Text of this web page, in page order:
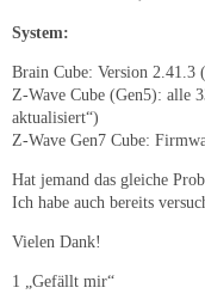
System:
Brain Cube: Version 2.41.3
Z-Wave Cube (Gen5): alle
aktualisiert“)
Z-Wave Gen7 Cube:
Hat jemand das gleiche
Ich habe auch bereits
Vielen Dank!
1 „Gefällt mir“